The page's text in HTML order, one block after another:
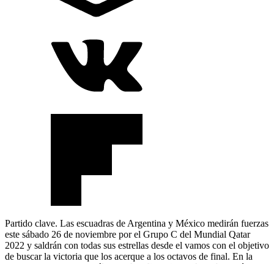
Partido clave. Las escuadras de Argentina y México medirán fuerzas
este sábado 26 de noviembre por el Grupo C del Mundial Qatar
2022 y saldrán con todas sus estrellas desde el vamos con el objetivo
de buscar la victoria que los acerque a los octavos de final. En la